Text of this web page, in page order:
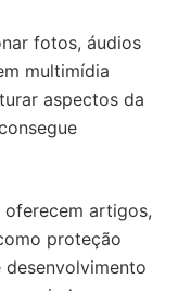
fotos, áudios
multimídia
aspectos da
artigos,
proteção